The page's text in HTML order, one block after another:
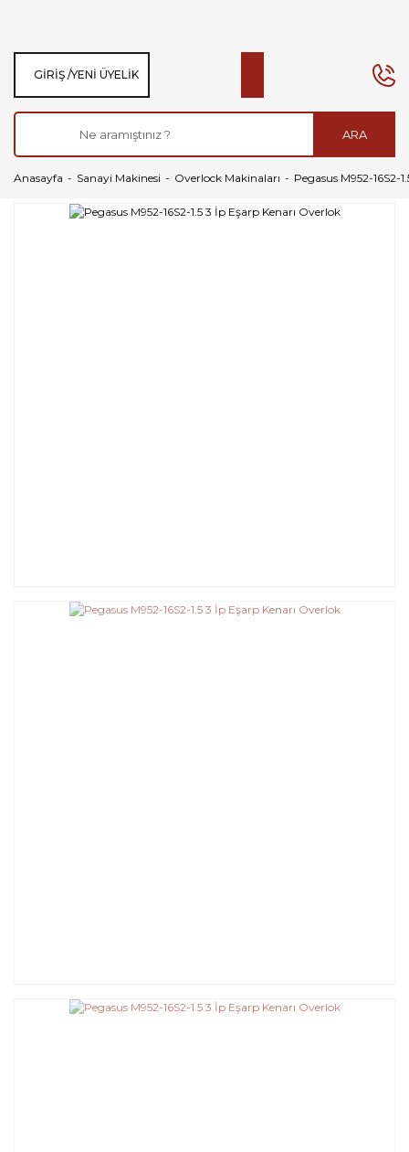
ARA
GIRIŞ /YENI ÜYELIK
Anasayfa Sanayi Makinesi Overlock Makinaları Pegasus M952-16S2-